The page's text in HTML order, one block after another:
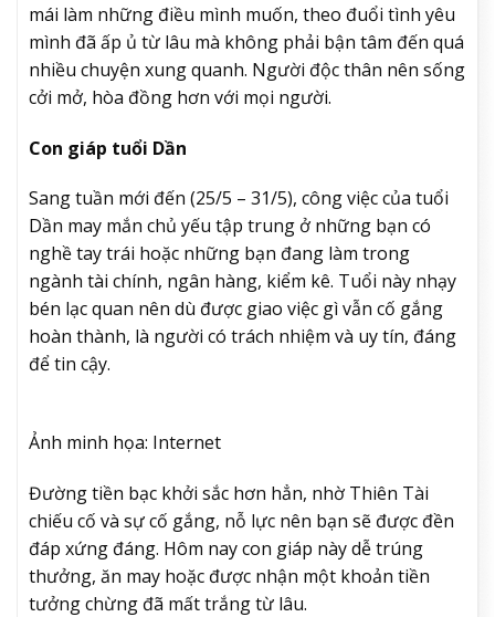
mái làm những điều mình muốn, theo đuổi tình yêu
mình đã ấp ủ từ lâu mà không phải bận tâm đến quá
nhiều chuyện xung quanh. Người độc thân nên sống
cởi mở, hòa đồng hơn với mọi người.
Con giáp tuổi Dần
Sang tuần mới đến (25/5 – 31/5), công việc của tuổi
Dần may mắn chủ yếu tập trung ở những bạn có
nghề tay trái hoặc những bạn đang làm trong
ngành tài chính, ngân hàng, kiểm kê. Tuổi này nhạy
bén lạc quan nên dù được giao việc gì vẫn cố gắng
hoàn thành, là người có trách nhiệm và uy tín, đáng
để tin cậy.
Ảnh minh họa: Internet
Đường tiền bạc khởi sắc hơn hẳn, nhờ Thiên Tài
chiếu cố và sự cố gắng, nỗ lực nên bạn sẽ được đền
đáp xứng đáng. Hôm nay con giáp này dễ trúng
thưởng, ăn may hoặc được nhận một khoản tiền
tưởng chừng đã mất trắng từ lâu.